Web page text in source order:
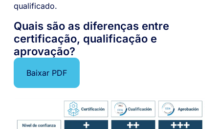
qualificado.
Quais são as diferenças entre
certificação, qualificação e
aprovação?
Baixar PDF